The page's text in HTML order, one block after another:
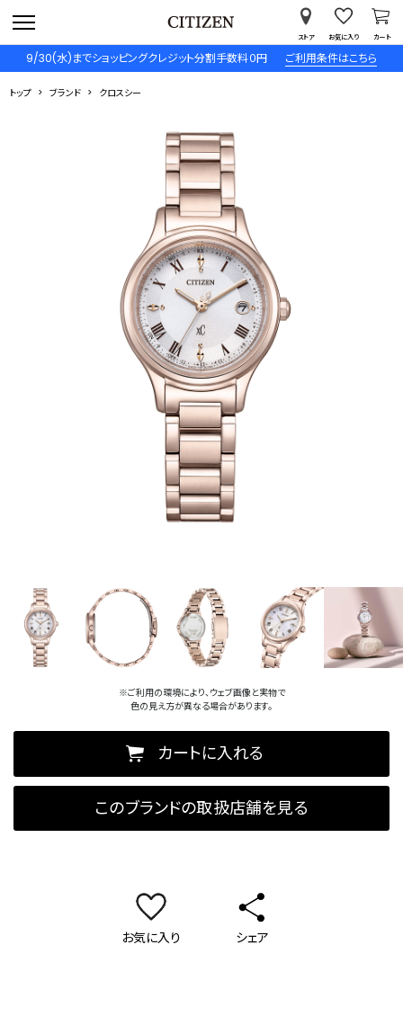
9/30(水)までショッピングクレジット分割手数料０円 ご利用条件はこちら
ストア お気に入り カート
トップ ブランド クロスシー
※ご利用の環境により、ウェブ画像と実物で
色の見え方が異なる場合があります。
カートに入れる
このブランドの取扱店舗を見る
お気に入り シェア